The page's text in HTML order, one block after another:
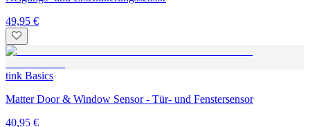
49,95 €
tink Basics
Matter Door & Window Sensor - Tür- und Fenstersensor
40,95 €